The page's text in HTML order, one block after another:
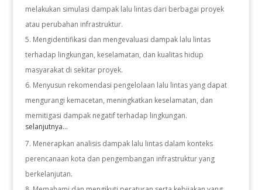
melakukan simulasi dampak lalu lintas dari berbagai proyek
atau perubahan infrastruktur.
Mengidentifikasi dan mengevaluasi dampak lalu lintas
terhadap lingkungan, keselamatan, dan kualitas hidup
masyarakat di sekitar proyek.
Menyusun rekomendasi pengelolaan lalu lintas yang dapat
mengurangi kemacetan, meningkatkan keselamatan, dan
memitigasi dampak negatif terhadap lingkungan.
selanjutnya...
Menerapkan analisis dampak lalu lintas dalam konteks
perencanaan kota dan pengembangan infrastruktur yang
berkelanjutan.